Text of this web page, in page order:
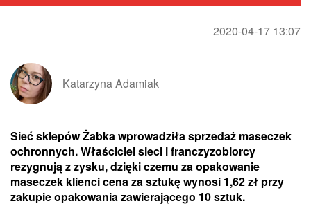
2020-04-17 13:07
Katarzyna Adamiak
Sieć sklepów Żabka wprowadziła sprzedaż maseczek
ochronnych. Właściciel sieci i franczyzobiorcy
rezygnują z zysku, dzięki czemu za opakowanie
maseczek klienci cena za sztukę wynosi 1,62 zł przy
zakupie opakowania zawierającego 10 sztuk.